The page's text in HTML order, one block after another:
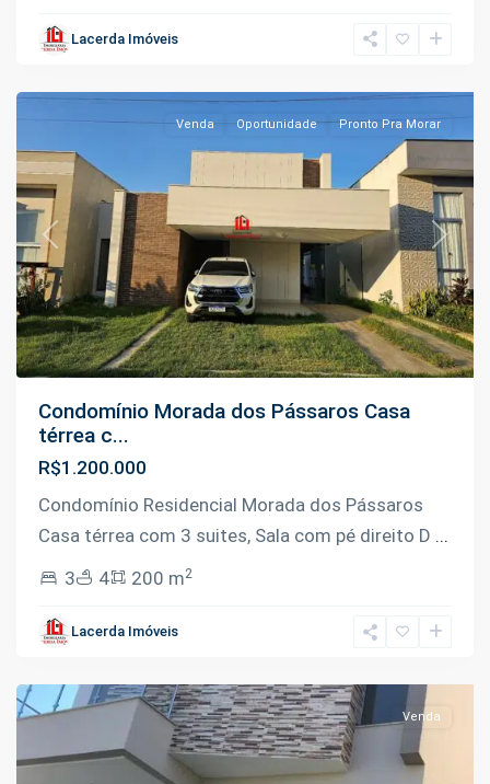
Lacerda Imóveis
Negra,
Previous Next
Venda Oportunidade Pronto Pra Morar
Condomínio Morada dos Pássaros Casa
térrea c...
R$1.200.000
Condomínio Residencial Morada dos Pássaros
Casa térrea com 3 suites, Sala com pé direito D ...
3
4 200 m2
Lacerda Imóveis
Tarumã,
Venda